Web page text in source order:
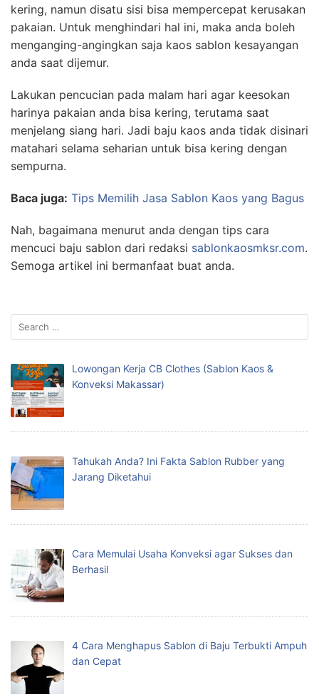
kering, namun disatu sisi bisa mempercepat kerusakan
pakaian. Untuk menghindari hal ini, maka anda boleh
menganging-angingkan saja kaos sablon kesayangan
anda saat dijemur.
Lakukan pencucian pada malam hari agar keesokan
harinya pakaian anda bisa kering, terutama saat
menjelang siang hari. Jadi baju kaos anda tidak disinari
matahari selama seharian untuk bisa kering dengan
sempurna.
Baca juga: Tips Memilih Jasa Sablon Kaos yang Bagus
Nah, bagaimana menurut anda dengan tips cara
mencuci baju sablon dari redaksi sablonkaosmksr.com.
Semoga artikel ini bermanfaat buat anda.
Search
for:
Lowongan Kerja CB Clothes (Sablon Kaos &
Konveksi Makassar)
Tahukah Anda? Ini Fakta Sablon Rubber yang
Jarang Diketahui
Cara Memulai Usaha Konveksi agar Sukses dan
Berhasil
4 Cara Menghapus Sablon di Baju Terbukti Ampuh
dan Cepat